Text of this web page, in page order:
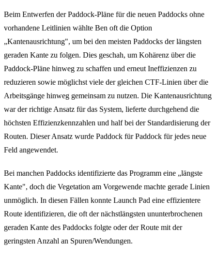
Beim Entwerfen der Paddock-Pläne für die neuen Paddocks ohne
vorhandene Leitlinien wählte Ben oft die Option
„Kantenausrichtung", um bei den meisten Paddocks der längsten
geraden Kante zu folgen. Dies geschah, um Kohärenz über die
Paddock-Pläne hinweg zu schaffen und erneut Ineffizienzen zu
reduzieren sowie möglichst viele der gleichen CTF-Linien über die
Arbeitsgänge hinweg gemeinsam zu nutzen. Die Kantenausrichtung
war der richtige Ansatz für das System, lieferte durchgehend die
höchsten Effizienzkennzahlen und half bei der Standardisierung der
Routen. Dieser Ansatz wurde Paddock für Paddock für jedes neue
Feld angewendet.
Bei manchen Paddocks identifizierte das Programm eine „längste
Kante", doch die Vegetation am Vorgewende machte gerade Linien
unmöglich. In diesen Fällen konnte Launch Pad eine effizientere
Route identifizieren, die oft der nächstlängsten ununterbrochenen
geraden Kante des Paddocks folgte oder der Route mit der
geringsten Anzahl an Spuren/Wendungen.